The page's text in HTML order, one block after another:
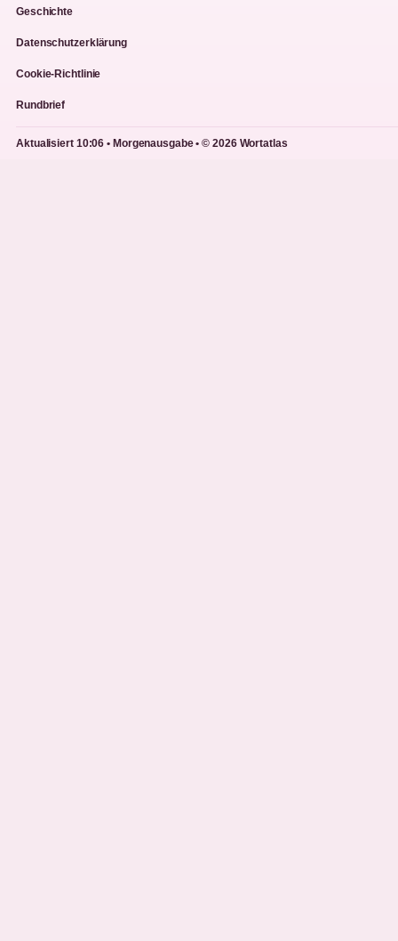
Geschichte
Datenschutzerklärung
Cookie-Richtlinie
Rundbrief
Aktualisiert 10:06 • Morgenausgabe • © 2026 Wortatlas